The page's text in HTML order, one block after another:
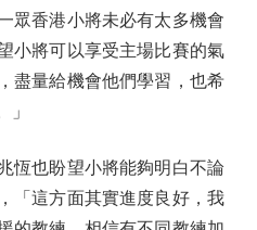
眾香港小將未必有太多機會
小將可以享受主場比賽的氣
盡量給機會他們學習，也希
」
也盼望小將能夠明白不論
「這方面其實進度良好，我